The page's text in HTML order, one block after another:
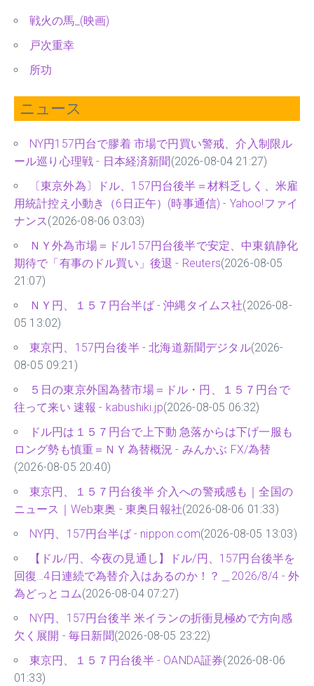
戦火の馬_(映画)
戸次重幸
所功
ニュース
NY円157円台で膠着 市場で円買い警戒、介入制限ル
ール巡り心理戦 - 日本経済新聞 (2026-08-04 21:27)
〔東京外為〕ドル、157円台後半＝材料乏しく、米雇
用統計控え小動き（6日正午）(時事通信) - Yahoo!ファイ
ナンス(2026-08-06 03:03)
ＮＹ外為市場＝ドル157円台後半で安定、中東鎮静化
期待で「有事のドル買い」後退 - Reuters(2026-08-05
21:07)
ＮＹ円、１５７円台半ば - 沖縄タイムス社(2026-08-
05 13:02)
東京円、157円台後半 - 北海道新聞デジタル(2026-
08-05 09:21)
５日の東京外国為替市場＝ドル・円、１５７円台で
往って来い 速報 - kabushiki.jp(2026-08-05 06:32)
ドル円は１５７円台で上下動 急落からは下げ一服も
ロング勢も慎重＝ＮＹ為替概況 - みんかぶ FX/為替
(2026-08-05 20:40)
東京円、１５７円台後半 介入への警戒感も｜全国の
ニュース｜Web東奥 - 東奥日報社(2026-08-06 01:33)
NY円、157円台半ば - nippon.com(2026-08-05 13:03)
【ドル/円、今夜の見通し】ドル/円、157円台後半を
回復…4日連続で為替介入はあるのか！？＿2026/8/4 - 外
為どっとコム(2026-08-04 07:27)
NY円、157円台後半 米イランの折衝見極めで方向感
欠く展開 - 毎日新聞(2026-08-05 23:22)
東京円、１５７円台後半 - OANDA証券(2026-08-06
01:33)